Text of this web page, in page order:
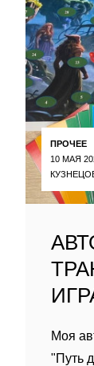
ПРОЧЕЕ
10 МАЯ
Моя
"Путь